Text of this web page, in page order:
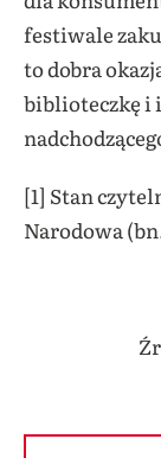
festiwale
to dobra
biblioteczkę i
[1] Stan
Narodowa